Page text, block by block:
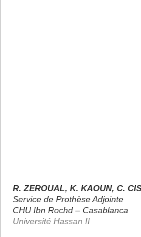
R. ZEROUAL, K. KAOUN, C.
Service de Prothèse Adjointe
CHU Ibn Rochd – Casablanca
Université Hassan II